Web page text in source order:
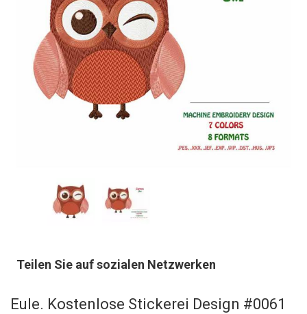
Teilen Sie auf sozialen Netzwerken
Eule. Kostenlose Stickerei Design #0061